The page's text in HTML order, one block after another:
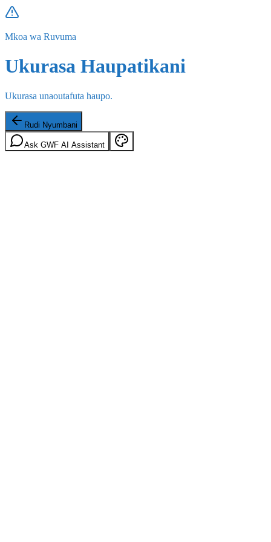
Mkoa wa Ruvuma
Ukurasa Haupatikani
Ukurasa unaoutafuta haupo.
Rudi Nyumbani
Ask GWF AI Assistant